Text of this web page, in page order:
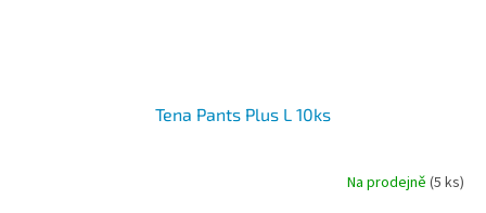
Tena Pants Plus L 10ks
Na prodejně (5 ks)